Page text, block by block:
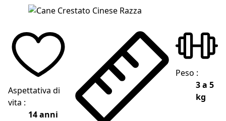
Cane Crestato Cinese
Aspettativa di
vita :
14 anni
Peso :
3 a 5
kg